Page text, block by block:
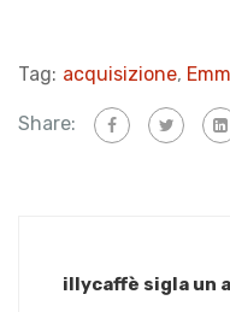
Tag: acquisizione,
Share:
illycaffè sigla un